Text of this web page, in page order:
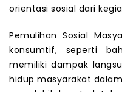
orientasi sosial dari
Pemulihan Sosial
konsumtif, seperti
memiliki dampak
hidup masyarakat